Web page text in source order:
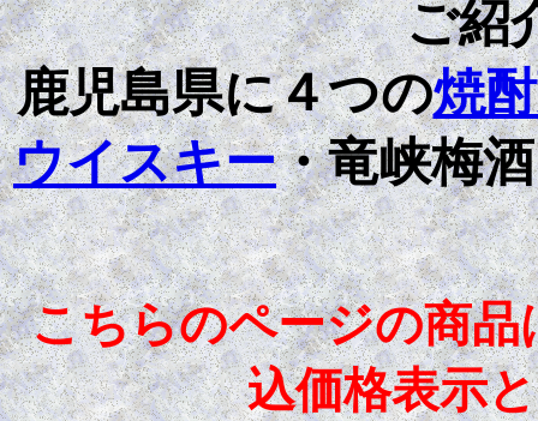
ご紹
鹿児島県に４つの焼
ウイスキー・竜峡梅
こちらのページの商品
込価格表示